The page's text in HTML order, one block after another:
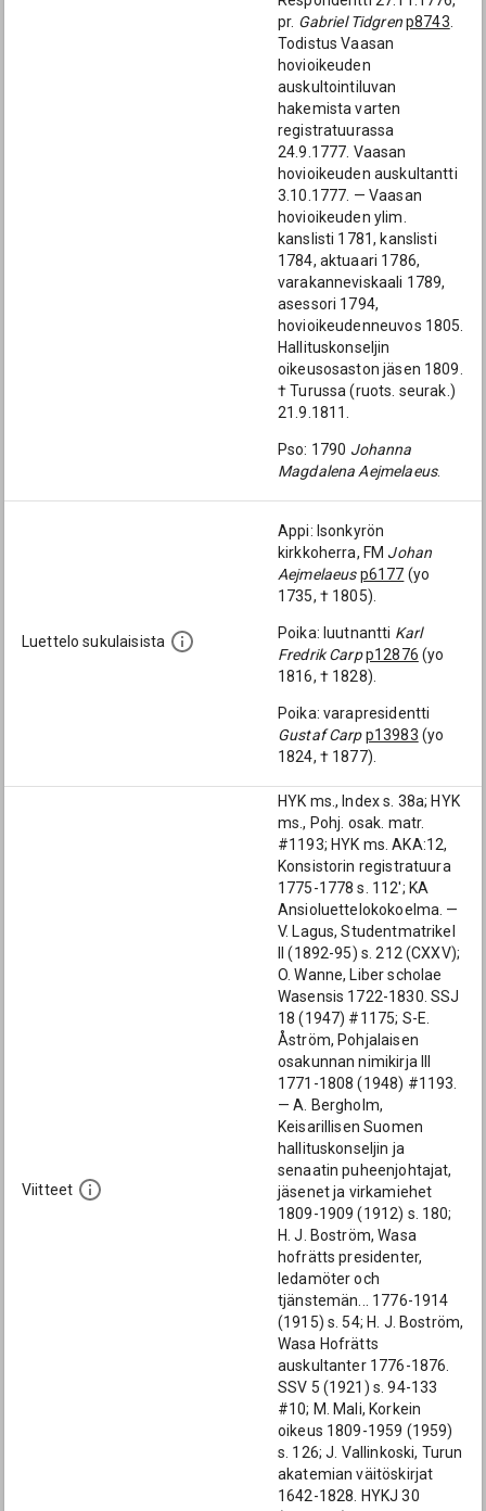
pr. Gabriel Tidgrenp8743
Todistus Vaasan
hovioikeuden
auskultointiluvan
hakemista varten
registratuurassa
24.9.1777. Vaasan
hovioikeuden auskultantti
3.10.1777. — Vaasan
hovioikeuden ylim.
kanslisti 1781, kanslisti
1784, aktuaari 1786,
varakanneviskaali 1789,
asessori 1794,
hovioikeudenneuvos 1805.
Hallituskonseljin
oikeusosaston jäsen 1809.
† Turussa (ruots. seurak.)
21.9.1811.
Pso: 1790 Johanna
Magdalena Aejmelaeus.
Luettelo sukulaisista
Appi: Isonkyrön
kirkkoherra, FM Johan
Aejmelaeus p6177 (yo
1735, † 1805).
Poika: luutnantti Karl
Fredrik Carpp12876 (yo
1816, † 1828).
Poika: varapresidentti
Gustaf Carp p13983 (yo
1824, † 1877).
Viitteet
HYK ms., Index s. 38a; HYK
ms., Pohj. osak. matr.
#1193; HYK ms. AKA:12,
Konsistorin registratuura
1775-1778 s. 112'; KA
Ansioluettelokokoelma. —
V. Lagus, Studentmatrikel
II (1892-95) s. 212 (CXXV);
O. Wanne, Liber scholae
Wasensis 1722-1830. SSJ
18 (1947) #1175; S-E.
Åström, Pohjalaisen
osakunnan nimikirja III
1771-1808 (1948) #1193.
— A. Bergholm,
Keisarillisen Suomen
hallituskonseljin ja
senaatin puheenjohtajat,
jäsenet ja virkamiehet
1809-1909 (1912) s. 180;
H. J. Boström, Wasa
hofrätts presidenter,
ledamöter och
tjänstemän... 1776-1914
(1915) s. 54; H. J. Boström,
Wasa Hofrätts
auskultanter 1776-1876.
SSV 5 (1921) s. 94-133
#10; M. Mali, Korkein
oikeus 1809-1959 (1959)
s. 126; J. Vallinkoski, Turun
akatemian väitöskirjat
1642-1828. HYKJ 30